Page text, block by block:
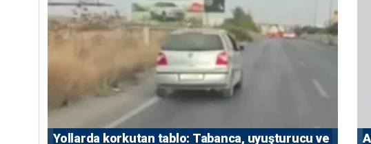
Yollarda korkutan tablo: Tabanca, uyuşturucu ve